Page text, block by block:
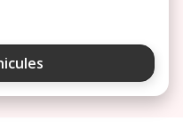
août 2026